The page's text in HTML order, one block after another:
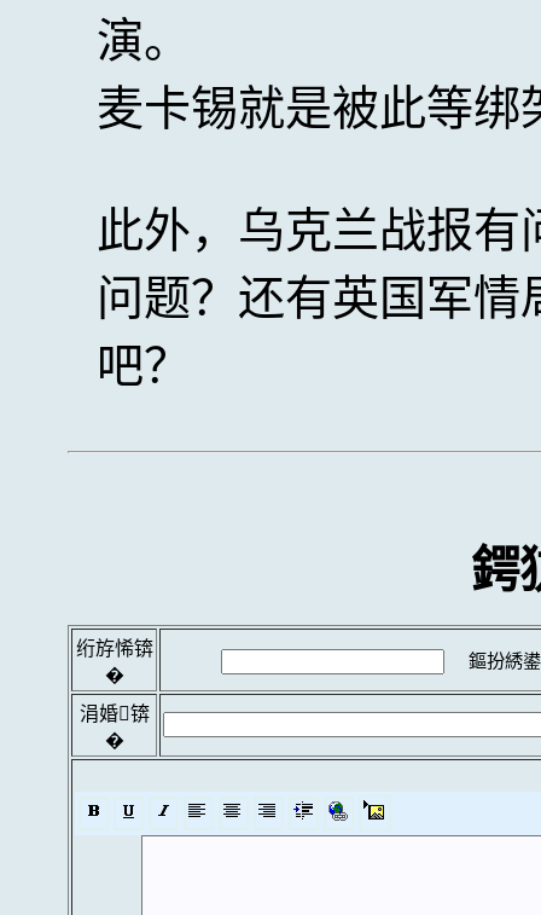
演。
麦卡锡就是被此等绑
此外，乌克兰战报有
问题？还有英国军
吧？
鍔
绗斿悕锛
�
鏂扮綉
涓婚锛
�